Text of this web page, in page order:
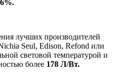
лучших производителей
Seul, Edison, Refond или
световой температурой и
более 178 Л/Вт.